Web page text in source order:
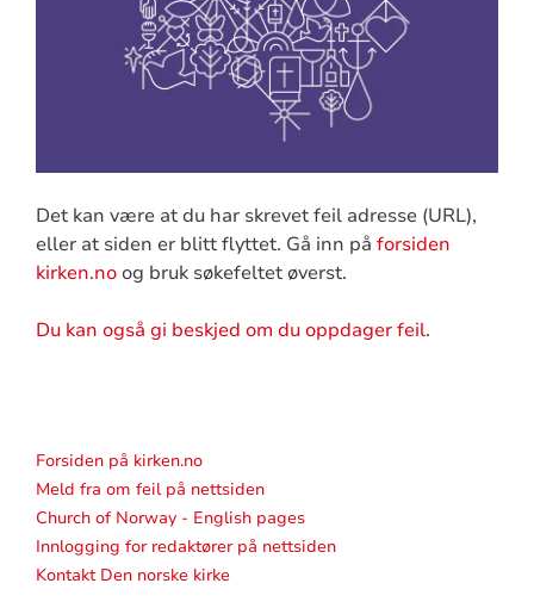
Det kan være at du har skrevet feil adresse (URL),
eller at siden er blitt flyttet. Gå inn på forsiden
kirken.noog bruk søkefeltet øverst.
Du kan også gi beskjed om du oppdager feil.
Forsiden på kirken.no
Meld fra om feil på nettsiden
Church of Norway - English pages
Innlogging for redaktører på nettsiden
Kontakt Den norske kirke